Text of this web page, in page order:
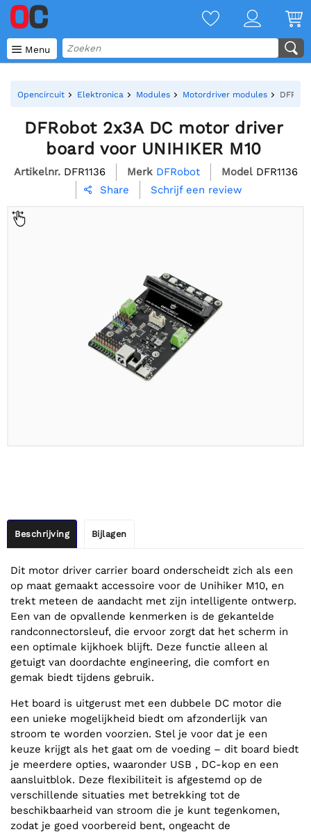
 Menu
Opencircuit Elektronica Modules Motordriver modules
DFRobot 2x3A DC motor driver
board voor UNIHIKER M10
Artikelnr. DFR1136 Merk DFRobot Model DFR1136
 Share Schrijf een review
Beschrijving Bijlagen
Dit motor driver carrier board onderscheidt zich als een
op maat gemaakt accessoire voor de Unihiker M10, en
trekt meteen de aandacht met zijn intelligente ontwerp.
Een van de opvallende kenmerken is de gekantelde
randconnectorsleuf, die ervoor zorgt dat het scherm in
een optimale kijkhoek blijft. Deze functie alleen al
getuigt van doordachte engineering, die comfort en
gemak biedt tijdens gebruik.
Het board is uitgerust met een dubbele DC motor die
een unieke mogelijkheid biedt om afzonderlijk van
stroom te worden voorzien. Stel je voor dat je een
keuze krijgt als het gaat om de voeding – dit board biedt
je meerdere opties, waaronder USB , DC-kop en een
aansluitblok. Deze flexibiliteit is afgestemd op de
verschillende situaties met betrekking tot de
beschikbaarheid van stroom die je kunt tegenkomen,
zodat je goed voorbereid bent, ongeacht de